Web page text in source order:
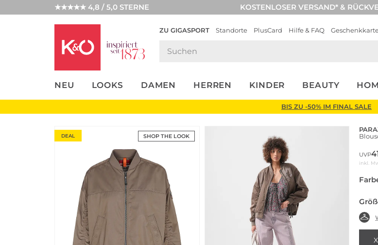
★★★★★ 4,8 / 5,0 STERNE KOSTENLOSER VERSAND* &
ZU GIGASPORT Standorte PlusCard Hilfe & FAQ
NEU LOOKS DAMEN HERREN KINDER BEAUTY
UNSERE APP
CLICK &
BIS ZU -50% IM FINAL SALE
SHOP THE LOOK
DEAL
UVP
inkl.